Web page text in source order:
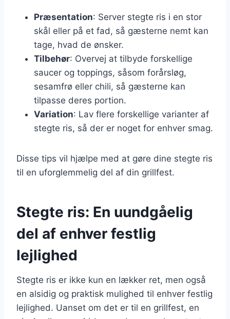
Præsentation: Server stegte ris i en stor
skål eller på et fad, så gæsterne nemt kan
tage, hvad de ønsker.
Tilbehør: Overvej at tilbyde forskellige
saucer og toppings, såsom forårsløg,
sesamfrø eller chili, så gæsterne kan
tilpasse deres portion.
Variation: Lav flere forskellige varianter af
stegte ris, så der er noget for enhver smag.
Disse tips vil hjælpe med at gøre dine stegte ris
til en uforglemmelig del af din grillfest.
Stegte ris: En uundgåelig
del af enhver festlig
lejlighed
Stegte ris er ikke kun en lækker ret, men også
en alsidig og praktisk mulighed til enhver festlig
lejlighed. Uanset om det er til en grillfest, en